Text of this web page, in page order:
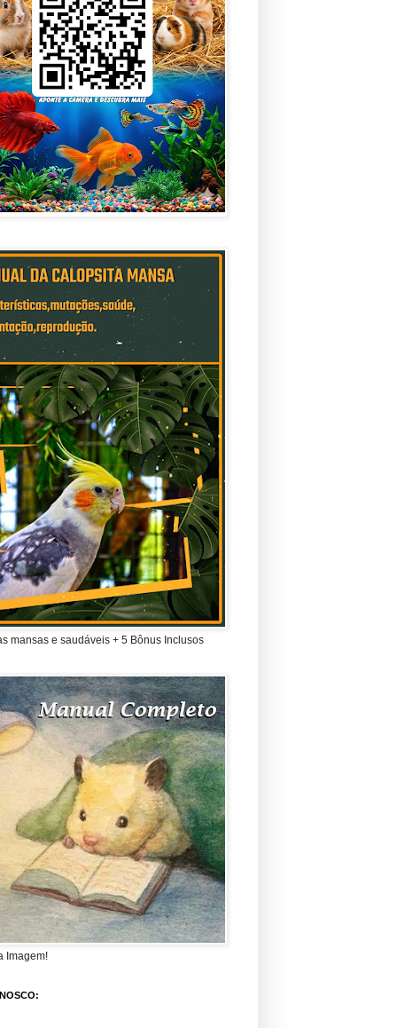
mansas e saudáveis + 5 Bônus Inclusos
Imagem!